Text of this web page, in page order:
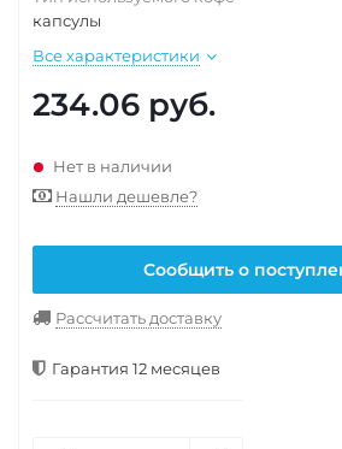
капсулы
Все характеристики
234.06 руб.
Нет в наличии
Нашли дешевле?
Сообщить о
Рассчитать доставку
Гарантия 12 месяцев